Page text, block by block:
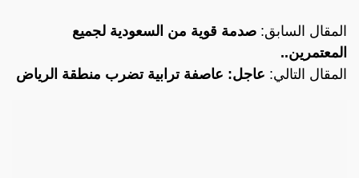
المقال السابق: صدمة قوية من السعودية لجميع
المعتمرين..
المقال التالي: عاجل: عاصفة ترابية تضرب منطقة الرياض